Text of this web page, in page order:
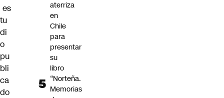
es
tu
di
o
pu
bli
ca
do
aterriza
en
Chile
para
presentar
su
libro
“Norteña.
Memorias